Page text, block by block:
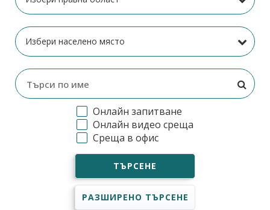
Онлайн запитване
Онлайн видео среща
Среща в офис
ТЪРСЕНЕ
РАЗШИРЕНО ТЪРСЕНЕ